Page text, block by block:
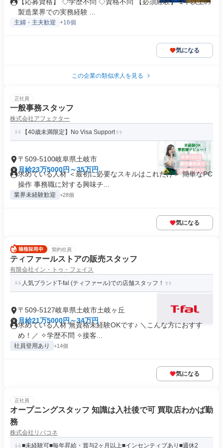
製造業界での実務経験 ...
主婦・主夫歓迎 +16個
気になる
この企業の類似求人を見る
正社員
一般事務スタッフ
株式会社アフェクター
【40歳未満限定】No Visa Support
〒509-5100岐阜県土岐市
月給23万5000円～35万円
求めている人材 ＜最初に必要なスキルはこれだけ＞ 簡単なPC
操作 事務職に対する興味チ...
業界未経験歓迎 +28個
気になる
契約社員
ティファールストアの販売スタッフ
有限会社イン・トゥ・フェイス
人気ブランドT-fal (ティファール)での店舗スタッフ！
〒509-5127岐阜県土岐市土岐ヶ丘
月給21万5000円～34万円
求めている人材 無資格未経験OKです♪ ＼こんな方におすす
め！／ ✧学歴不問 ✧接客...
社員登用あり +14個
気になる
正社員
オープニングスタッフ 知識は入社後で可 買取店わかば勤
務
株式会社リバコネ
■未経験可■毎年昇給・賞与2ヶ月以上■インセンティブあり■週休2